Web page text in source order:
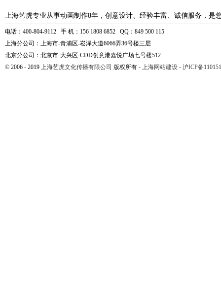
上海艺虎专业从事动画制作8年，创意设计、经验丰富、诚信服务，是
电话：400-804-9112 手 机：156 1808 6852 QQ：849 500 115
上海分公司：上海市-青浦区-崧泽大道6066弄36号楼三层
北京分公司：北京市-大兴区-CDD创意港嘉悦广场七号楼512
© 2006 - 2019 上海艺虎文化传播有限公司 版权所有 - 上海网站建设 - 沪ICP备